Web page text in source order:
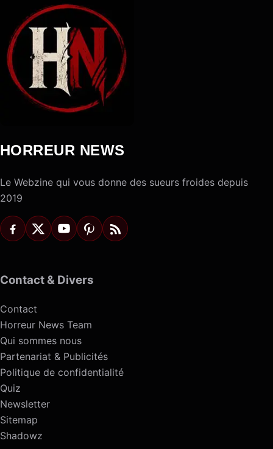
HORREUR NEWS
Le Webzine qui vous donne des sueurs froides depuis
2019
Contact & Divers
Contact
Horreur News Team
Qui sommes nous
Partenariat & Publicités
Politique de confidentialité
Quiz
Newsletter
Sitemap
Shadowz